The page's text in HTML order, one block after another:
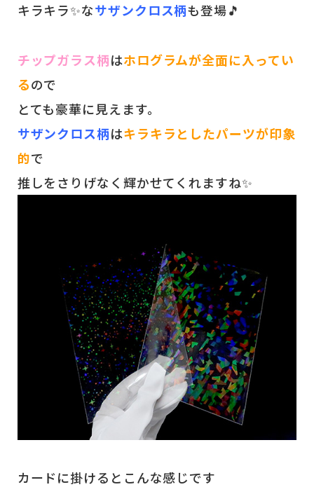
キラキラ✨なサザンクロス柄も登場🎵
チップガラス柄はホログラムが全面に入ってい
るので
とても豪華に見えます。
サザンクロス柄はキラキラとしたパーツが印象
的で
推しをさりげなく輝かせてくれますね✨
カードに掛けるとこんな感じです